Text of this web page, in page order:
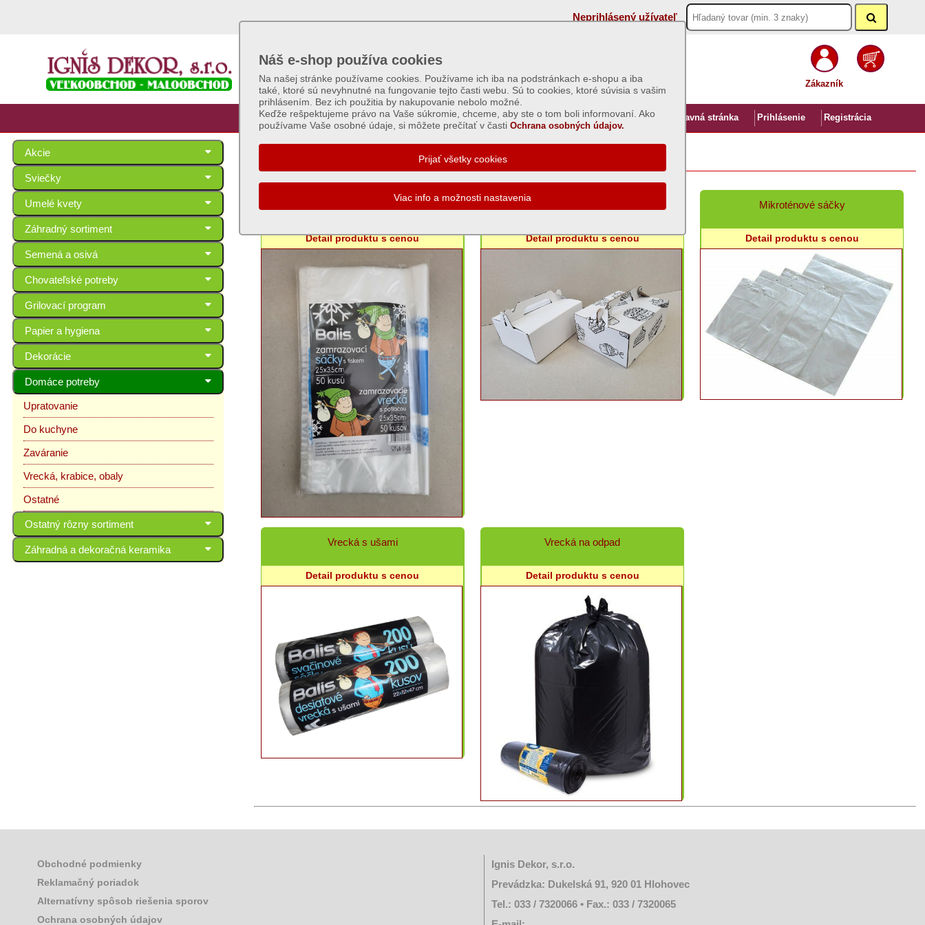
Neprihlásený užívateľ
Zákazník
Úvod Hlavná stránka Prihlásenie Registrácia
Náš e-shop používa cookies
Na našej stránke používame cookies. Používame ich iba na podstránkach e-shopu a iba
také, ktoré sú nevyhnutné na fungovanie tejto časti webu. Sú to cookies, ktoré súvisia s vašim
prihlásením. Bez ich použitia by nakupovanie nebolo možné.
Keďže rešpektujeme právo na Vaše súkromie, chceme, aby ste o tom boli informovaní. Ako
používame Vaše osobné údaje, si môžete prečítať v časti Ochrana osobných údajov.
Akcie
Sviečky
Umelé kvety
Záhradný sortiment
Semená a osivá
Chovateľské potreby
Grilovací program
Papier a hygiena
Dekorácie
Domáce potreby
Upratovanie
Do kuchyne
Zaváranie
Vrecká, krabice, obaly
Ostatné
Ostatný rôzny sortiment
Záhradná a dekoračná keramika
Vrecká, krabice, obaly
Detail produktu s cenou Detail produktu s cenou
Mikroténové sáčky
Detail produktu s cenou
Vrecká s ušami
Detail produktu s cenou
Vrecká na odpad
Detail produktu s cenou
Obchodné podmienky
Reklamačný poriadok
Alternatívny spôsob riešenia sporov
Ochrana osobných údajov
Ignis Dekor, s.r.o.
Prevádzka: Dukelská 91, 920 01 Hlohovec
Tel.: 033 / 7320066 • Fax.: 033 / 7320065